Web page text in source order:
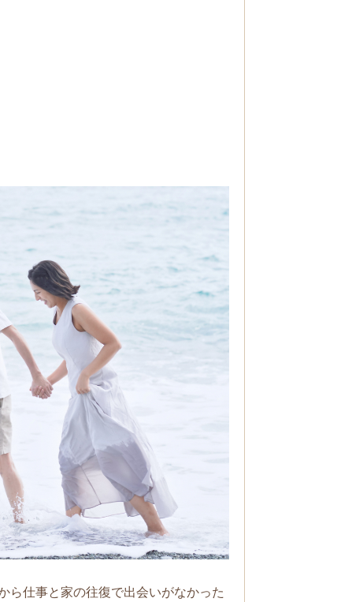
ら仕事と家の往復で出会いがなかった